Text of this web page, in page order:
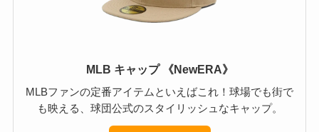
MLB キャップ 《NewERA》
MLBファンの定番アイテムといえばこれ！球場でも街で
も映える、球団公式のスタイリッシュなキャップ。